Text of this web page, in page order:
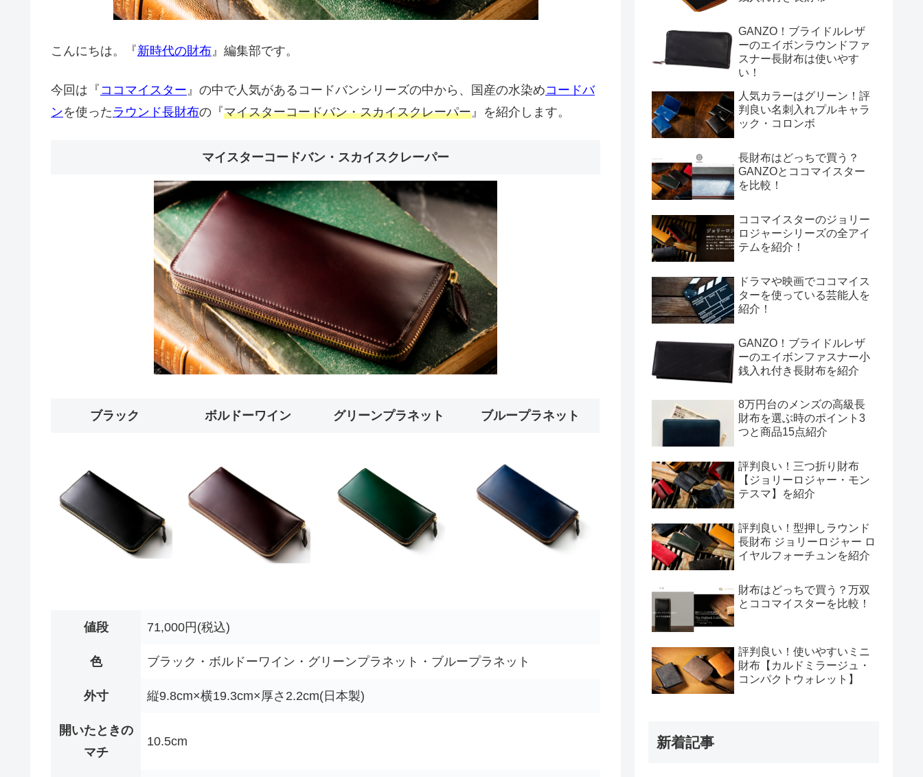
こんにちは。『新時代の財布 』編集部です。
今回は『 ココマイスター』の中で人気があるコードバンシリーズの中から、国産の水染めコードバ
ンを使った ラウンド長財布の『マイスターコードバン・スカイスクレーパー』を紹介します。
マイスターコードバン・スカイスクレーパー
ブラック ボルドーワイン グリーンプラネット ブループラネット
値段 71,000円(税込)
色 ブラック・ボルドーワイン・グリーンプラネット・ブループラネット
外寸 縦9.8cm×横19.3cm×厚さ2.2cm(日本製)
開いたときの
マチ
10.5cm
GANZO！ブライドルレザ
ーのエイボンラウンドファ
スナー長財布は使いやす
い！
人気カラーはグリーン！評
判良い名刺入れプルキャラ
ック・コロンボ
長財布はどっちで買う？
GANZOとココマイスター
を比較！
ココマイスターのジョリー
ロジャーシリーズの全アイ
テムを紹介！
ドラマや映画でココマイス
ターを使っている芸能人を
紹介！
GANZO！ブライドルレザ
ーのエイボンファスナー小
銭入れ付き長財布を紹介
8万円台のメンズの高級長
財布を選ぶ時のポイント3
つと商品15点紹介
評判良い！三つ折り財布
【ジョリーロジャー・モン
テスマ】を紹介
評判良い！型押しラウンド
長財布 ジョリーロジャー ロ
イヤルフォーチュンを紹介
財布はどっちで買う？万双
とココマイスターを比較！
評判良い！使いやすいミニ
財布【カルドミラージュ・
コンパクトウォレット】
新着記事